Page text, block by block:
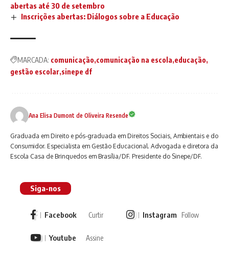
abertas até 30 de setembro
Inscrições abertas: Diálogos sobre a Educação
MARCADA: comunicação comunicação na escola educação
gestão escolar sinepe df
Ana Elisa Dumont de Oliveira Resende
Graduada em Direito e pós-graduada em Direitos Sociais, Ambientais e do
Consumidor. Especialista em Gestão Educacional. Advogada e diretora da
Escola Casa de Brinquedos em Brasília/DF. Presidente do Sinepe/DF.
Siga-nos
Facebook Curtir Instagram Follow
Youtube Assine